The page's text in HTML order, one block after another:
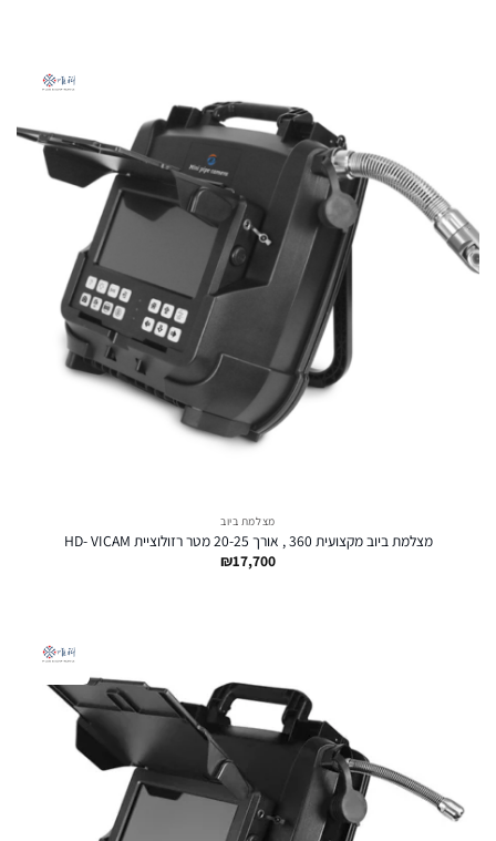
מצלמת ביוב
מצלמת ביוב מקצועית 360 , אורך 20-25 מטר רזולוציית HD- VICAM
₪17,700